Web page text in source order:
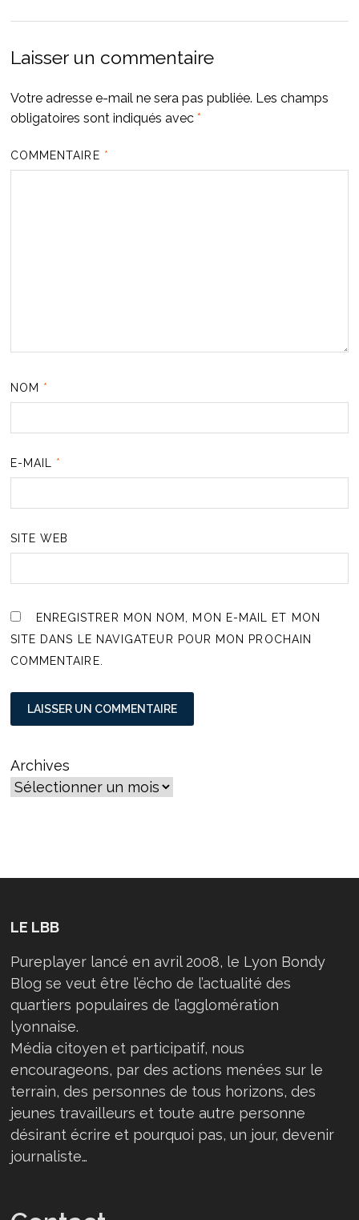
Laisser un commentaire
Votre adresse e-mail ne sera pas publiée. Les champs
obligatoires sont indiqués avec *
COMMENTAIRE *
NOM *
E-MAIL *
SITE WEB
ENREGISTRER MON NOM, MON E-MAIL ET MON
SITE DANS LE NAVIGATEUR POUR MON PROCHAIN
COMMENTAIRE.
Archives
LE LBB
Pureplayer lancé en avril 2008, le Lyon Bondy
Blog se veut être l’écho de l’actualité des
quartiers populaires de l’agglomération
lyonnaise.
Média citoyen et participatif, nous
encourageons, par des actions menées sur le
terrain, des personnes de tous horizons, des
jeunes travailleurs et toute autre personne
désirant écrire et pourquoi pas, un jour, devenir
journaliste…